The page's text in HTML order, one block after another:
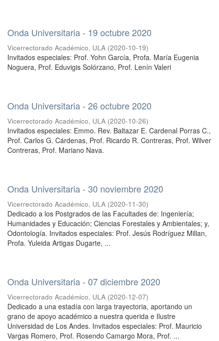
Onda Universitaria - 19 octubre 2020
Vicerrectorado Académico, ULA (2020-10-19)
Invitados especiales: Prof. Yohn García, Profa. María Eugenia
Noguera, Prof. Eduvigis Solórzano, Prof. Lenín Valeri
Onda Universitaria - 26 octubre 2020
Vicerrectorado Académico, ULA (2020-10-26)
Invitados especiales: Emmo. Rev. Baltazar E. Cardenal Porras C.,
Prof. Carlos G. Cárdenas, Prof. Ricardo R. Contreras, Prof. Wilver
Contreras, Prof. Mariano Nava.
Onda Universitaria - 30 noviembre 2020
Vicerrectorado Académico, ULA (2020-11-30)
Dedicado a los Postgrados de las Facultades de: Ingeniería;
Humanidades y Educación; Ciencias Forestales y Ambientales; y,
Odontología. Invitados especiales: Prof. Jesús Rodríguez Millan,
Profa. Yuleida Artigas Dugarte, ...
Onda Universitaria - 07 diciembre 2020
Vicerrectorado Académico, ULA (2020-12-07)
Dedicado a una estadía con larga trayectoria, aportando un
grano de apoyo académico a nuestra querida e Ilustre
Universidad de Los Andes. Invitados especiales: Prof. Mauricio
Vargas Romero, Prof. Rosendo Camargo Mora, Prof. ...